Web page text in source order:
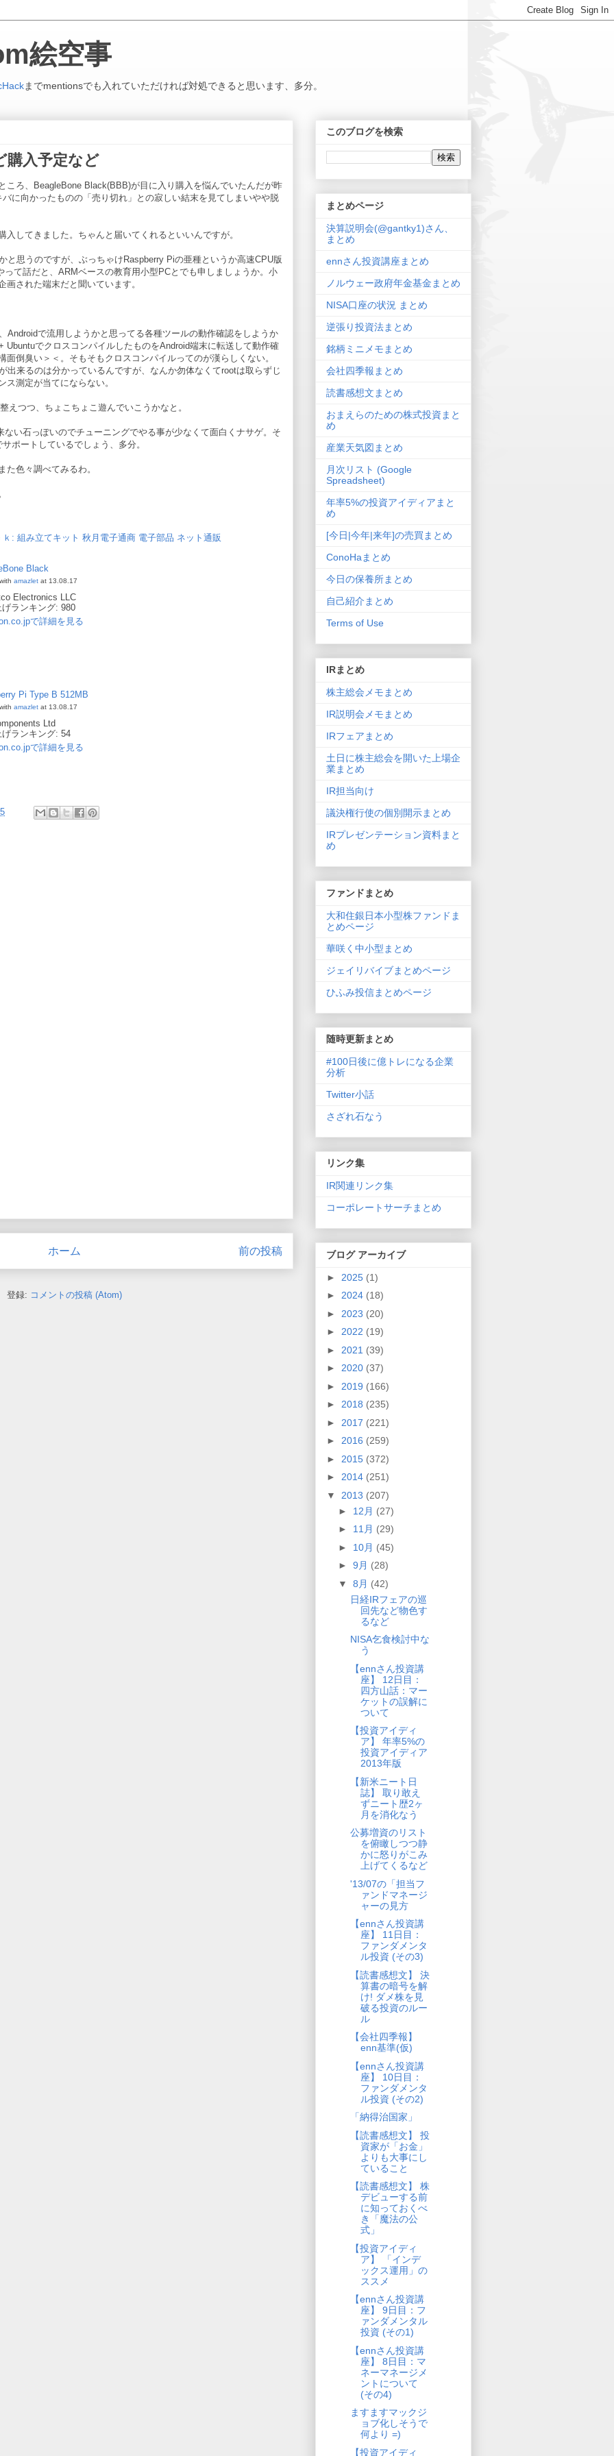
絵空事
までmentionsでも入れていただければ対処できると思います、多分。
購入予定など
ころ、BeagleBone Black(BBB)が目に入り購入を悩んでいたんだが昨
に向かったものの「売り切れ」との寂しい結末を見てしまいやや脱
してきました。ちゃんと届いてくれるといいんですが。
と思うのですが、ぶっちゃけRaspberry Piの亜種というか高速CPU版
て話だと、ARMベースの教育用小型PCとでも申しましょうか。小
された端末だと聞いています。
Androidで流用しようかと思ってる各種ツールの動作確認をしようか
UbuntuでクロスコンパイルしたものをAndroid端末に転送して動作確
倒臭い＞＜。そもそもクロスコンパイルってのが漢らしくない。
出来るのは分かっているんですが、なんか勿体なくてrootは取らずじ
測定が当てにならない。
えつつ、ちょこちょこ遊んでいこうかなと。
い石っぽいのでチューニングでやる事が少なくて面白くナサゲ。そ
ポートしているでしょう、多分。
色々調べてみるわ。
: 組み立てキット 秋月電子通商 電子部品 ネット通販
Black
amazlet at 13.08.17
Electronics LLC
げランキング: 980
で詳細を見る
Pi Type B 512MB
amazlet at 13.08.17
Ltd
げランキング: 54
で詳細を見る
前の投稿
ホーム
登録: コメントの投稿 (Atom)
このブログを検索
まとめページ
決算説明会(@gantky1)さん、
まとめ
ennさん投資講座まとめ
ノルウェー政府年金基金まとめ
NISA口座の状況 まとめ
逆張り投資法まとめ
銘柄ミニメモまとめ
会社四季報まとめ
読書感想文まとめ
おまえらのための株式投資まと
め
産業天気図まとめ
月次リスト (Google
Spreadsheet)
年率5%の投資アイディアまと
め
[今日|今年|来年]の売買まとめ
ConoHaまとめ
今日の保養所まとめ
自己紹介まとめ
Terms of Use
IRまとめ
株主総会メモまとめ
IR説明会メモまとめ
IRフェアまとめ
土日に株主総会を開いた上場企
業まとめ
IR担当向け
議決権行使の個別開示まとめ
IRプレゼンテーション資料まと
め
ファンドまとめ
大和住銀日本小型株ファンドま
とめページ
華咲く中小型まとめ
ジェイリバイブまとめページ
ひふみ投信まとめページ
随時更新まとめ
#100日後に億トレになる企業
分析
Twitter小話
さざれ石なう
リンク集
IR関連リンク集
コーポレートサーチまとめ
ブログ アーカイブ
► 2025 (1)
► 2024 (18)
► 2023 (20)
► 2022 (19)
► 2021 (39)
► 2020 (37)
► 2019 (166)
► 2018 (235)
► 2017 (221)
► 2016 (259)
► 2015 (372)
► 2014 (251)
▼ 2013 (207)
► 12月 (27)
► 11月 (29)
► 10月 (45)
► 9月 (28)
▼ 8月 (42)
日経IRフェアの巡
回先など物色す
るなど
NISA乞食検討中な
う
【ennさん投資講
座】 12日目：
四方山話：マー
ケットの誤解に
ついて
【投資アイディ
ア】 年率5%の
投資アイディア
2013年版
【新米ニート日
誌】 取り敢え
ずニート歴2ヶ
月を消化なう
公募増資のリスト
を俯瞰しつつ静
かに怒りがこみ
上げてくるなど
'13/07の「担当フ
ァンドマネージ
ャーの見方
【ennさん投資講
座】 11日目：
ファンダメンタ
ル投資 (その3)
【読書感想文】 決
算書の暗号を解
け! ダメ株を見
破る投資のルー
ル
【会社四季報】
enn基準(仮)
【ennさん投資講
座】 10日目：
ファンダメンタ
ル投資 (その2)
「納得治国家」
【読書感想文】 投
資家が「お金」
よりも大事にし
ていること
【読書感想文】 株
デビューする前
に知っておくべ
き「魔法の公
式」
【投資アイディ
ア】 「インデ
ックス運用」の
ススメ
【ennさん投資講
座】 9日目：フ
ァンダメンタル
投資 (その1)
【ennさん投資講
座】 8日目：マ
ネーマネージメ
ントについて
(その4)
ますますマックジ
ョブ化しそうで
何より =)
【投資アイディ